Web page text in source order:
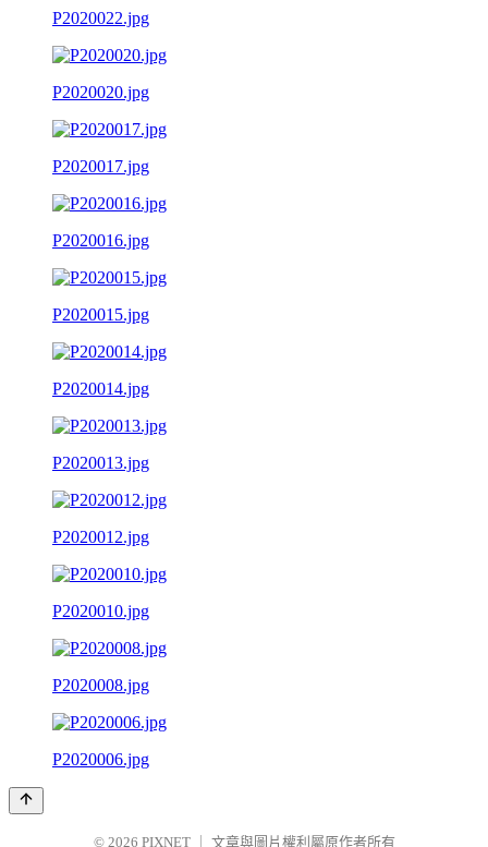
P2020022.jpg
P2020020.jpg
P2020017.jpg
P2020016.jpg
P2020015.jpg
P2020014.jpg
P2020013.jpg
P2020012.jpg
P2020010.jpg
P2020008.jpg
P2020006.jpg
© 2026 PIXNET 文章與圖片權利屬原作者所有